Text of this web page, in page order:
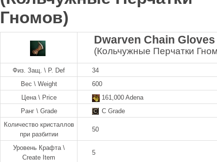
Гномов)
Dwarven Chain Gloves
(Кольчужные Перчатки
Физ. Защ. \ P. Def
34
Вес \ Weight
600
Цена \ Price
161,000 Adena
Ранг \ Grade
C Grade
Количество кристаллов
при разбитии
50
Уровень Крафта \
Create Item
5